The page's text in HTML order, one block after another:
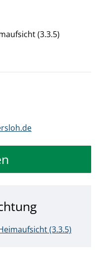
(3.3.5)
(3.3.5)